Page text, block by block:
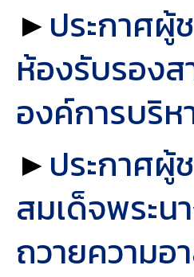
►ประกาศผู้
ห้องรับรอง
องค์การบริห
►ประกาศผู้
สมเด็จพระน
ถวายความอ